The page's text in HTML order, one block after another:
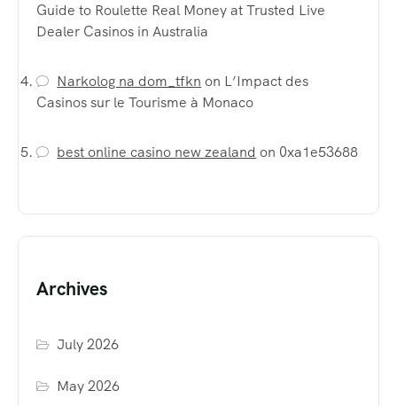
Guide to Roulette Real Money at Trusted Live
Dealer Casinos in Australia
Narkolog na dom_tfkn on L’Impact des
Casinos sur le Tourisme à Monaco
best online casino new zealand on 0xa1e53688
Archives
July 2026
May 2026